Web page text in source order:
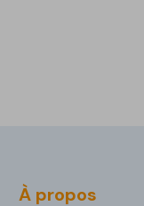
À propos